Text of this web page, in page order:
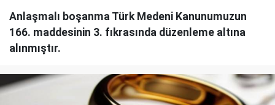
Anlaşmalı boşanma Türk Medeni Kanunumuzun
166. maddesinin 3. fıkrasında düzenleme altına
alınmıştır.